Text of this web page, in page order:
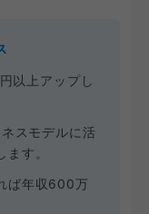
以上アップし
スモデルに活
す。
ば年収600万